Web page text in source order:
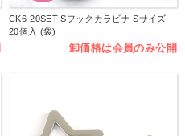
CK6-20SET Sフックカラビナ Sサイズ
20個入 (袋)
卸価格は会員のみ公開